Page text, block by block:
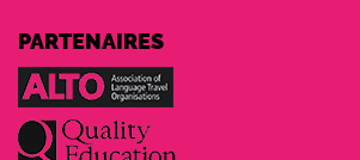
PARTENAIRES